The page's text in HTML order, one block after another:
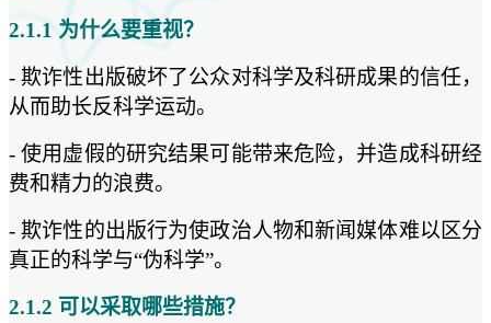
2.1.1 为什么要重视？
- 欺诈性出版破坏了公众对科学及科研成果的信任，
从而助长反科学运动。
- 使用虚假的研究结果可能带来危险，并造成科研经
费和精力的浪费。
- 欺诈性的出版行为使政治人物和新闻媒体难以区分
真正的科学与“伪科学”。
2.1.2 可以采取哪些措施？